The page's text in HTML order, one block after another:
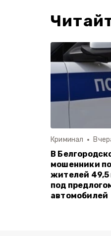
Криминал
В
мошенники
жителей 49,5
под
автомобилей